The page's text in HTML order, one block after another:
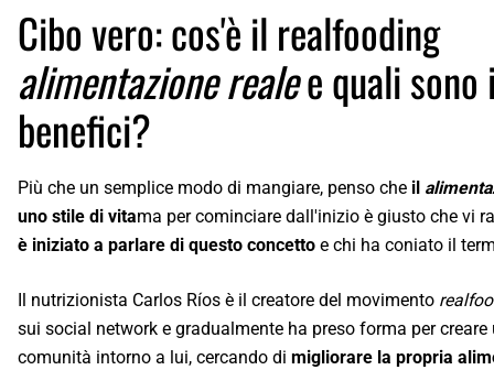
Cibo vero: cos'è il realfooding
alimentazione realee quali sono
benefici?
Più che un semplice modo di mangiare, penso che il
uno stile di vitama per cominciare dall'inizio è giusto che vi
è iniziato a parlare di questo concetto e chi ha coniato il
Il nutrizionista Carlos Ríos è il creatore del movimento
sui social network e gradualmente ha preso forma per creare
comunità intorno a lui, cercando di migliorare la propria